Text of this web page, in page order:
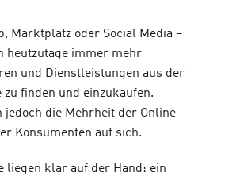
Marktplatz oder Social Media –
heutzutage immer mehr
und Dienstleistungen aus der
zu finden und einzukaufen.
jedoch die Mehrheit der Online-
Konsumenten auf sich.
liegen klar auf der Hand: ein